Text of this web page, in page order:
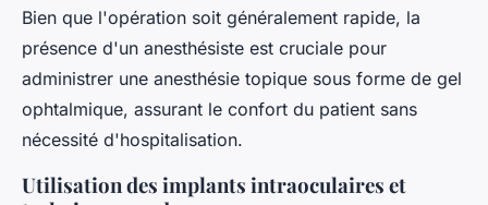
Bien que l'opération soit généralement rapide, la
présence d'un anesthésiste est cruciale pour
administrer une anesthésie topique sous forme de gel
ophtalmique, assurant le confort du patient sans
nécessité d'hospitalisation.
Utilisation des implants intraoculaires et